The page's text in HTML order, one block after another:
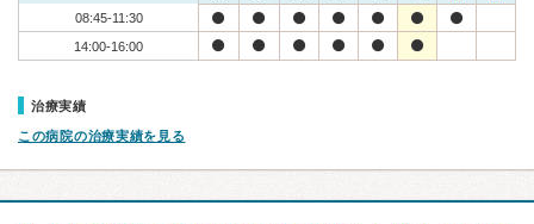
08:45-11:30
14:00-16:00
治療実績
この病院の治療実績を見る